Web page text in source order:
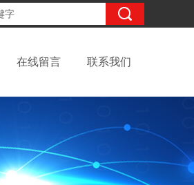
在线留言 联系我们